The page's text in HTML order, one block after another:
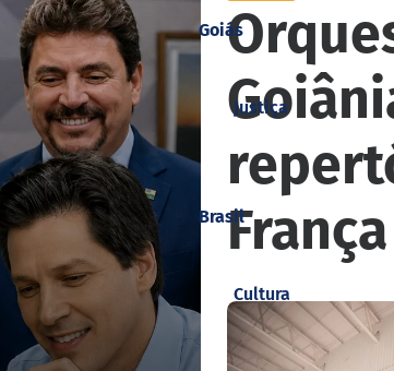
Justiça
Cultura
Goiás
BrasilFrança